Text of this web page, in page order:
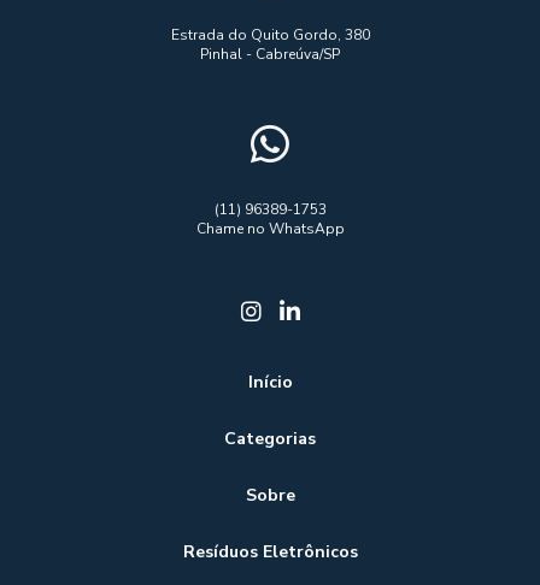
Estrada do Quito Gordo, 380
Pinhal - Cabreúva/SP
(11) 96389-1753
Chame no WhatsApp
Início
Categorias
Sobre
Resíduos Eletrônicos